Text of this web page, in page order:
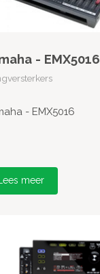
- EMX5016
- EMX5016
Lees meer